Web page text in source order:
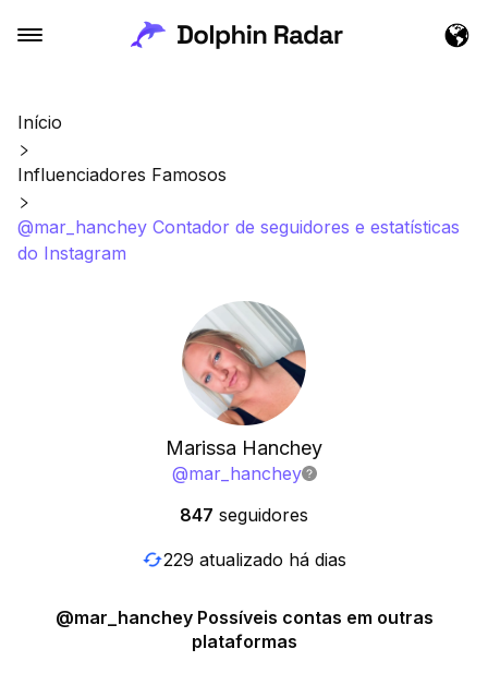
Início
Influenciadores Famosos
@mar_hanchey Contador de seguidores e estatísticas
do Instagram
Marissa Hanchey
@mar_hanchey
847 seguidores
229 atualizado há dias
@mar_hanchey Possíveis contas em outras
plataformas